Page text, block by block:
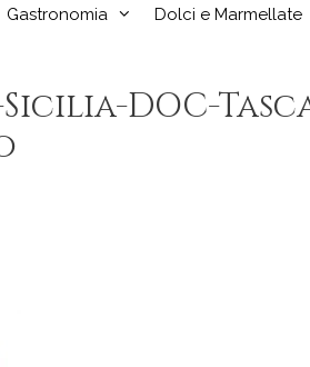
Gastronomia Dolci e Marmellate
DOC-